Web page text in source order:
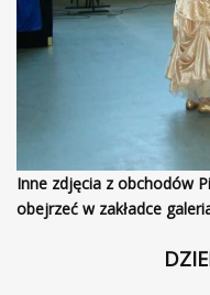
Inne zdjęcia z obchodów
obejrzeć w zakładce